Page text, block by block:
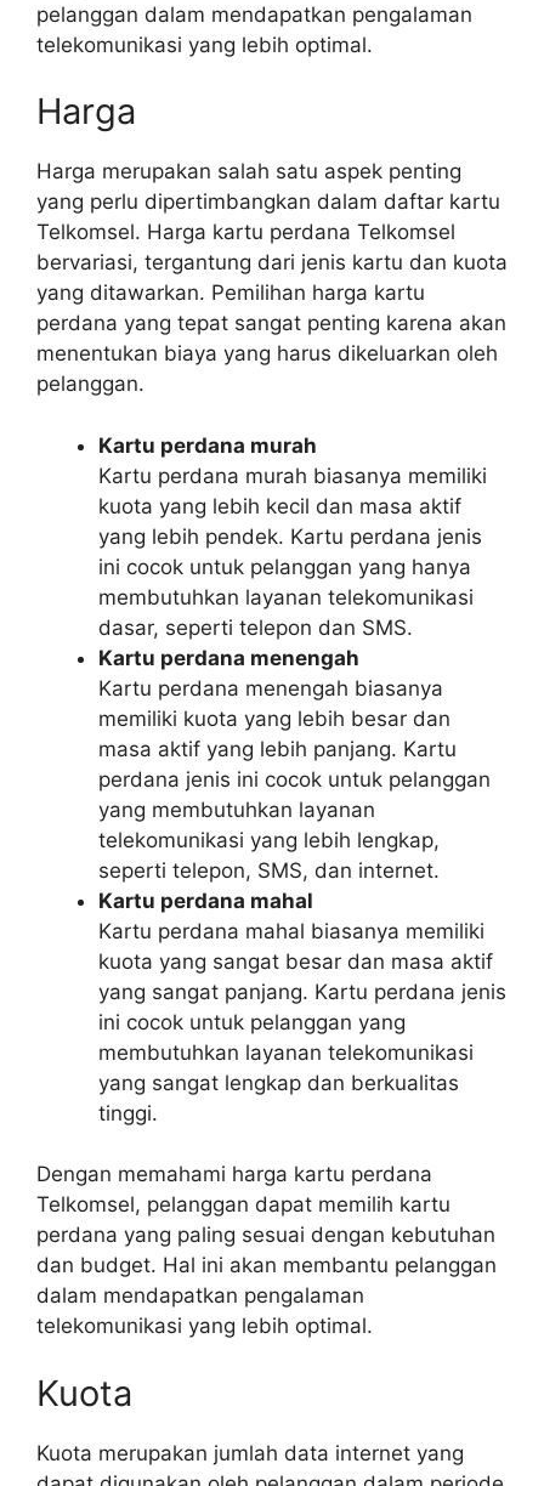
pelanggan dalam mendapatkan pengalaman
telekomunikasi yang lebih optimal.
Harga
Harga merupakan salah satu aspek penting
yang perlu dipertimbangkan dalam daftar kartu
Telkomsel. Harga kartu perdana Telkomsel
bervariasi, tergantung dari jenis kartu dan kuota
yang ditawarkan. Pemilihan harga kartu
perdana yang tepat sangat penting karena akan
menentukan biaya yang harus dikeluarkan oleh
pelanggan.
Kartu perdana murah
Kartu perdana murah biasanya memiliki
kuota yang lebih kecil dan masa aktif
yang lebih pendek. Kartu perdana jenis
ini cocok untuk pelanggan yang hanya
membutuhkan layanan telekomunikasi
dasar, seperti telepon dan SMS.
Kartu perdana menengah
Kartu perdana menengah biasanya
memiliki kuota yang lebih besar dan
masa aktif yang lebih panjang. Kartu
perdana jenis ini cocok untuk pelanggan
yang membutuhkan layanan
telekomunikasi yang lebih lengkap,
seperti telepon, SMS, dan internet.
Kartu perdana mahal
Kartu perdana mahal biasanya memiliki
kuota yang sangat besar dan masa aktif
yang sangat panjang. Kartu perdana jenis
ini cocok untuk pelanggan yang
membutuhkan layanan telekomunikasi
yang sangat lengkap dan berkualitas
tinggi.
Dengan memahami harga kartu perdana
Telkomsel, pelanggan dapat memilih kartu
perdana yang paling sesuai dengan kebutuhan
dan budget. Hal ini akan membantu pelanggan
dalam mendapatkan pengalaman
telekomunikasi yang lebih optimal.
Kuota
Kuota merupakan jumlah data internet yang